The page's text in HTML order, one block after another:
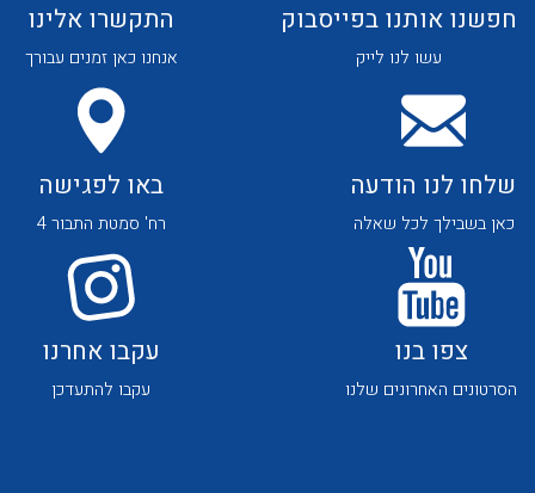
לכל מוצרי היצרן לכל מוצרי היצרן
לכל מוצרי היצרן
חפשנו אותנו בפייסבוק
עשו לנו לייק
התקשרו אלינו
אנחנו כאן זמנים עבורך
שלחו לנו הודעה
כאן בשבילך לכל שאלה
באו לפגישה
רח' סמטת התבור 4
צפו בנו
הסרטונים האחרונים שלנו
עקבו אחרנו
עקבו להתעדכן